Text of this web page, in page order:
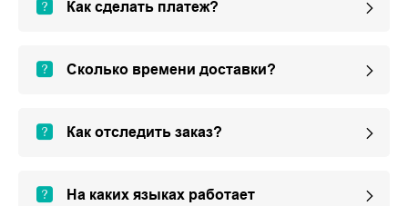
Как сделать платеж?
Сколько времени доставки?
Как отследить заказ?
На каких языках работает